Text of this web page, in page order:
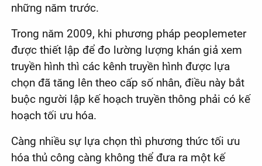
những năm trước.
Trong năm 2009, khi phương pháp peoplemeter
được thiết lập để đo lường lượng khán giả xem
truyền hình thì các kênh truyền hình được lựa
chọn đã tăng lên theo cấp số nhân, điều này bắt
buộc người lập kế hoạch truyền thông phải có kế
hoạch tối ưu hóa.
Càng nhiều sự lựa chọn thì phương thức tối ưu
hóa thủ công càng không thể đưa ra một kế